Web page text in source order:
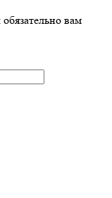
вам